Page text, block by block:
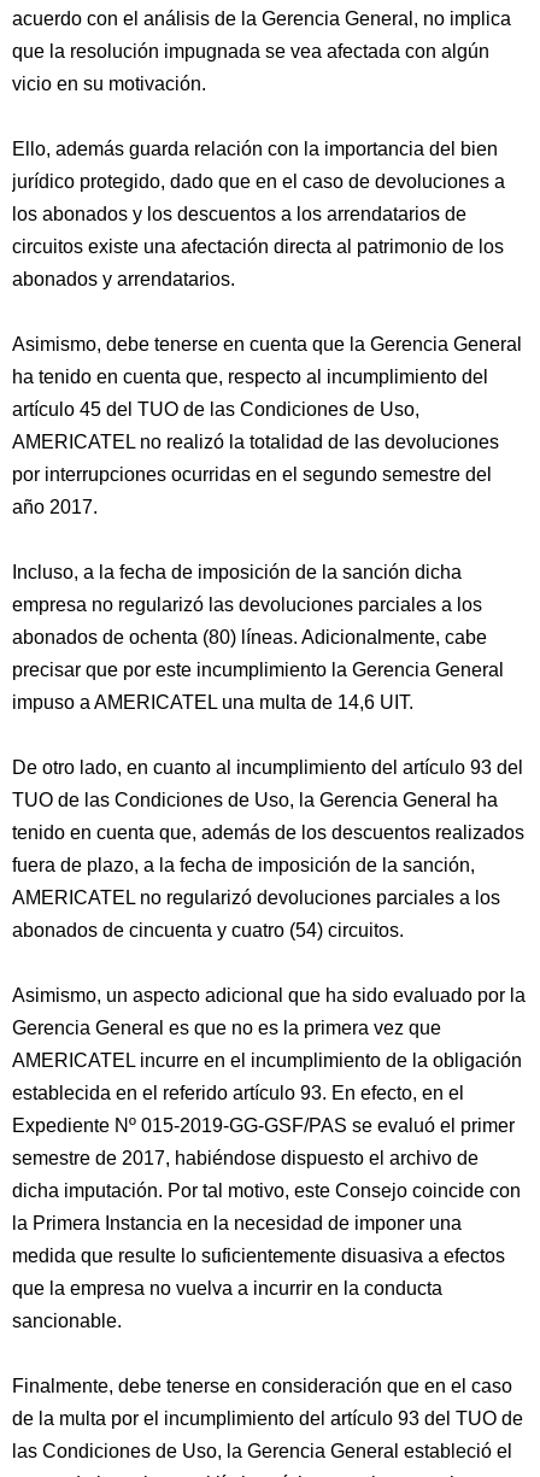
acuerdo con el análisis de la Gerencia General, no implica
que la resolución impugnada se vea afectada con algún
vicio en su motivación.
Ello, además guarda relación con la importancia del bien
jurídico protegido, dado que en el caso de devoluciones a
los abonados y los descuentos a los arrendatarios de
circuitos existe una afectación directa al patrimonio de los
abonados y arrendatarios.
Asimismo, debe tenerse en cuenta que la Gerencia General
ha tenido en cuenta que, respecto al incumplimiento del
artículo 45 del TUO de las Condiciones de Uso,
AMERICATEL no realizó la totalidad de las devoluciones
por interrupciones ocurridas en el segundo semestre del
año 2017.
Incluso, a la fecha de imposición de la sanción dicha
empresa no regularizó las devoluciones parciales a los
abonados de ochenta (80) líneas. Adicionalmente, cabe
precisar que por este incumplimiento la Gerencia General
impuso a AMERICATEL una multa de 14,6 UIT.
De otro lado, en cuanto al incumplimiento del artículo 93 del
TUO de las Condiciones de Uso, la Gerencia General ha
tenido en cuenta que, además de los descuentos realizados
fuera de plazo, a la fecha de imposición de la sanción,
AMERICATEL no regularizó devoluciones parciales a los
abonados de cincuenta y cuatro (54) circuitos.
Asimismo, un aspecto adicional que ha sido evaluado por la
Gerencia General es que no es la primera vez que
AMERICATEL incurre en el incumplimiento de la obligación
establecida en el referido artículo 93. En efecto, en el
Expediente Nº 015-2019-GG-GSF/PAS se evaluó el primer
semestre de 2017, habiéndose dispuesto el archivo de
dicha imputación. Por tal motivo, este Consejo coincide con
la Primera Instancia en la necesidad de imponer una
medida que resulte lo suficientemente disuasiva a efectos
que la empresa no vuelva a incurrir en la conducta
sancionable.
Finalmente, debe tenerse en consideración que en el caso
de la multa por el incumplimiento del artículo 93 del TUO de
las Condiciones de Uso, la Gerencia General estableció el